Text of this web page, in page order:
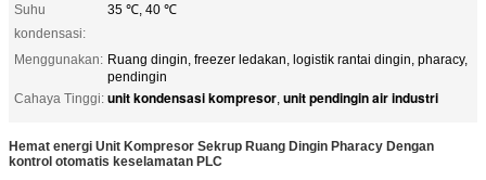
Suhu
kondensasi:
35 ℃, 40 ℃
Menggunakan: Ruang dingin, freezer ledakan, logistik rantai dingin, pharacy,
pendingin
Cahaya Tinggi: unit kondensasi kompresor, unit pendingin air industri
Hemat energi Unit Kompresor Sekrup Ruang Dingin Pharacy Dengan
kontrol otomatis keselamatan PLC